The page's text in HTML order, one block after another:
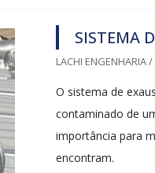
SISTEMA
LACHI ENGENHARIA
O sistema de
contaminado de
importância para
encontram.